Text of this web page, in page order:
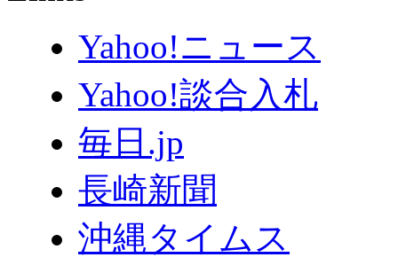
Yahoo!ニュース
Yahoo!談合入札
毎日.jp
長崎新聞
沖縄タイムス